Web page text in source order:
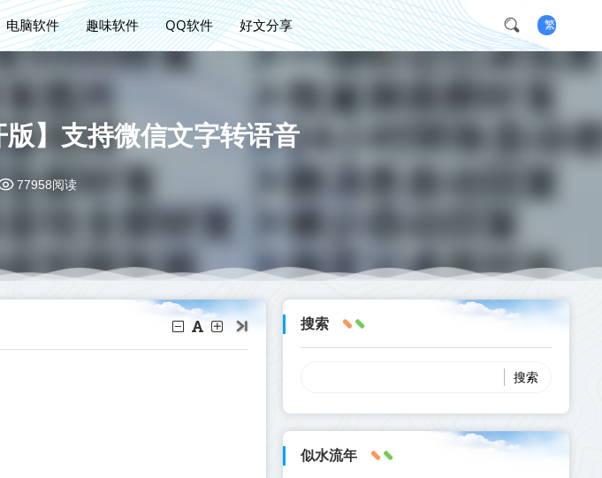
电脑软件 趣味软件 QQ软件 好文分享 繁
版】支持微信文字转语音
77958阅读
搜索
似水流年